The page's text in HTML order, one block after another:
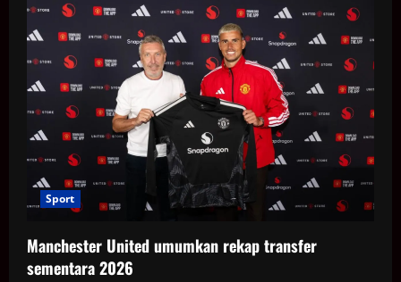
Sport
Manchester United umumkan rekap transfer
sementara 2026